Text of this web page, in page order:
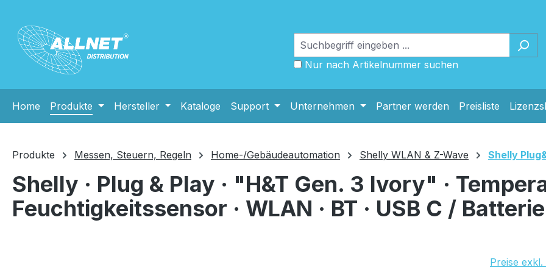
Nur nach Artikelnummer suchen
Home Produkte Hersteller Kataloge Support Unternehmen Partner werden Preisliste
Produkte Messen, Steuern, Regeln Home-/Gebäudeautomation Shelly WLAN & Z-Wave Shelly
Shelly · Plug & Play · "H&T Gen. 3 Ivory" ·
Feuchtigkeitssensor · WLAN · BT · USB C /
UVP Netto:
Preise